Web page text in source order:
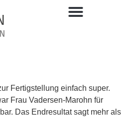
Fertigstellung einfach super.
Frau Vadersen-Marohn für
Das Endresultat sagt mehr als